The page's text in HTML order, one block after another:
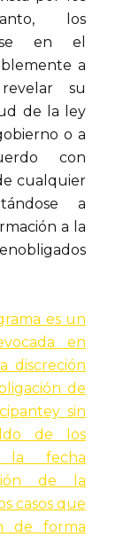
los
en el
a
su
de la ley
o a
con
cualquier
a
a la
es un
en
discreción
de
sin
de los
la fecha
de la
casos que
de forma